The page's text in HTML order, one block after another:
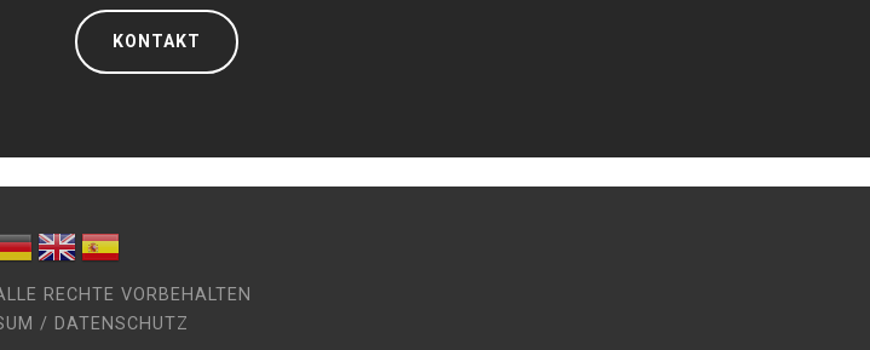
KONTAKT
RECHTE VORBEHALTEN
/ DATENSCHUTZ